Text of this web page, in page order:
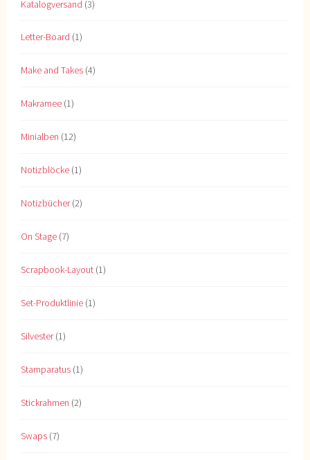
Katalogversand (3)
Letter-Board (1)
Make and Takes (4)
Makramee (1)
Minialben (12)
Notizblöcke (1)
Notizbücher(2)
On Stage (7)
Scrapbook-Layout (1)
Set-Produktlinie (1)
Silvester(1)
Stamparatus (1)
Stickrahmen (2)
Swaps (7)